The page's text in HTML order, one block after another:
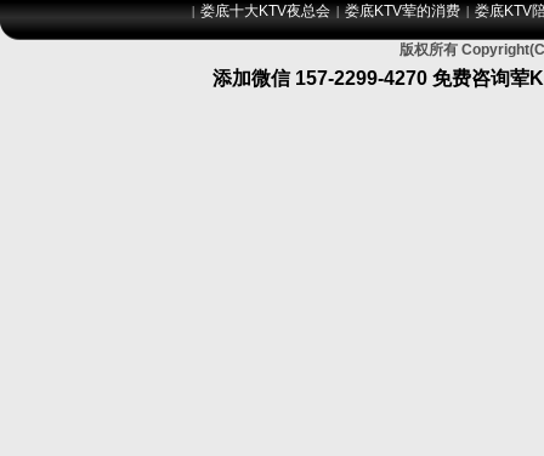
|娄底十大KTV夜总会 |娄底KTV荤的消费 |娄底KTV
版权所有
添加微信 157-2299-4270 免费咨询荤